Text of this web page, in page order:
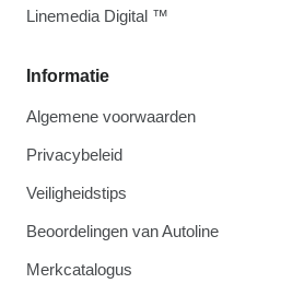
Informatie
Algemene voorwaarden
Privacybeleid
Veiligheidstips
Beoordelingen van Autoline
Merkcatalogus
Linemedia Digital ™